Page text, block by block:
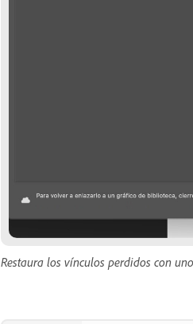
Restaura los vínculos perdidos con